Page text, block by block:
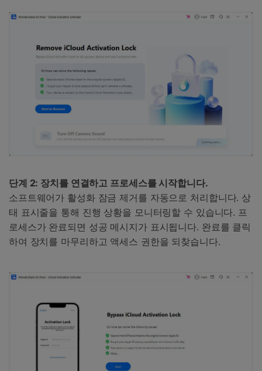
단계 2: 장치를 연결하고 프로세스를 시작합니다.
소프트웨어가 활성화 잠금 제거를 자동으로 처리합니다. 상
태 표시줄을 통해 진행 상황을 모니터링할 수 있습니다. 프
로세스가 완료되면 성공 메시지가 표시됩니다. 완료를 클릭
하여 장치를 마무리하고 액세스 권한을 되찾습니다.